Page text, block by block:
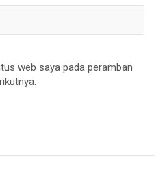
web saya pada peramban